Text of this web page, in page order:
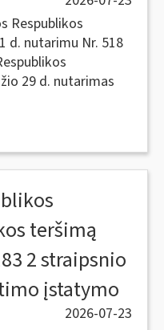
Respublikos
d. nutarimu Nr. 518
29 d. nutarimas
teršimą
2 straipsnio
įstatymo
2026-07-23